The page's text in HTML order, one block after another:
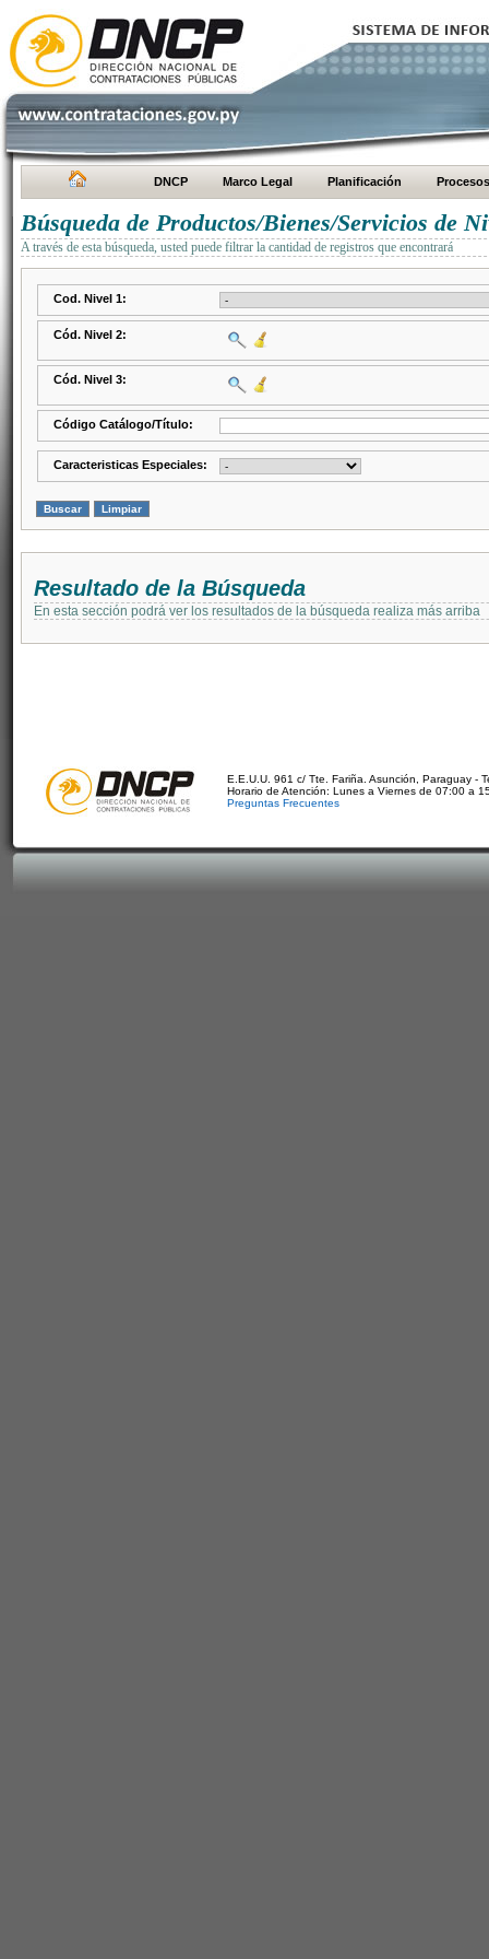
DNCP Marco Legal Planificación Procesos
Búsqueda de Productos/Bienes/Servicios de
A través de esta búsqueda, usted puede filtrar la cantidad de registros que encontrará
Cod. Nivel 1:
Cód. Nivel 2:
Cód. Nivel 3:
Código Catálogo/Título:
Caracteristicas Especiales:
Resultado de la Búsqueda
En esta sección podrá ver los resultados de la búsqueda realiza más arriba
E.E.U.U. 961 c/ Tte. Fariña. Asunción, Paraguay -
Horario de Atención: Lunes a Viernes de 07:00 a
Preguntas Frecuentes